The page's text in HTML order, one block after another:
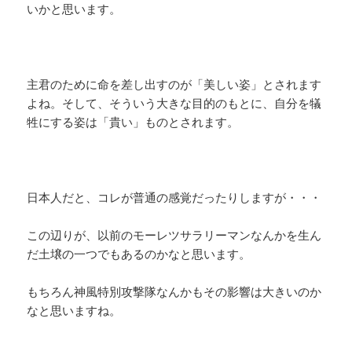
いかと思います。
主君のために命を差し出すのが「美しい姿」とされます
よね。そして、そういう大きな目的のもとに、自分を犠
牲にする姿は「貴い」ものとされます。
日本人だと、コレが普通の感覚だったりしますが・・・
この辺りが、以前のモーレツサラリーマンなんかを生ん
だ土壌の一つでもあるのかなと思います。
もちろん神風特別攻撃隊なんかもその影響は大きいのか
なと思いますね。